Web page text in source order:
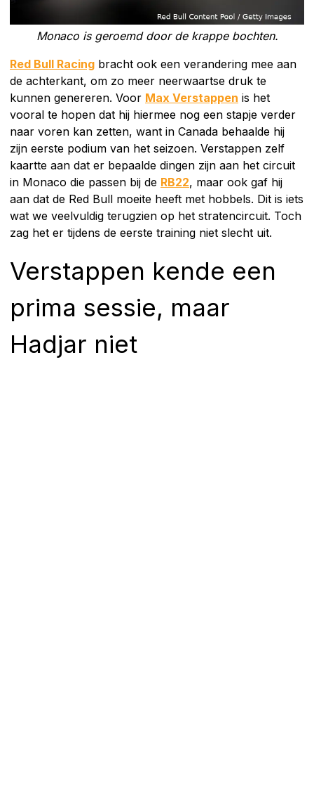
Monaco is geroemd door de krappe bochten.
Red Bull Racing bracht ook een verandering mee aan
de achterkant, om zo meer neerwaartse druk te
kunnen genereren. Voor Max Verstappen is het
vooral te hopen dat hij hiermee nog een stapje verder
naar voren kan zetten, want in Canada behaalde hij
zijn eerste podium van het seizoen. Verstappen zelf
kaartte aan dat er bepaalde dingen zijn aan het circuit
in Monaco die passen bij de RB22, maar ook gaf hij
aan dat de Red Bull moeite heeft met hobbels. Dit is iets
wat we veelvuldig terugzien op het stratencircuit. Toch
zag het er tijdens de eerste training niet slecht uit.
Verstappen kende een
prima sessie, maar
Hadjar niet